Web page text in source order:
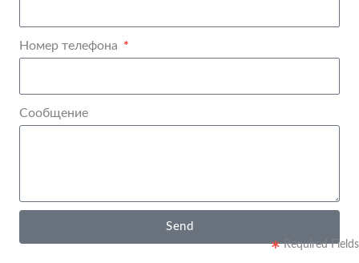
Номер телефона
Сообщение
Send
Required Fields